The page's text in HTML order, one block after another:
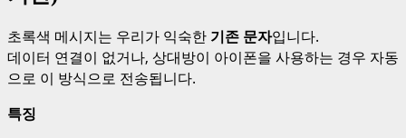
초록색 메시지는 우리가 익숙한 기존 문자입니다.
데이터 연결이 없거나, 상대방이 아이폰을 사용하는 경우 자동
으로 이 방식으로 전송됩니다.
특징